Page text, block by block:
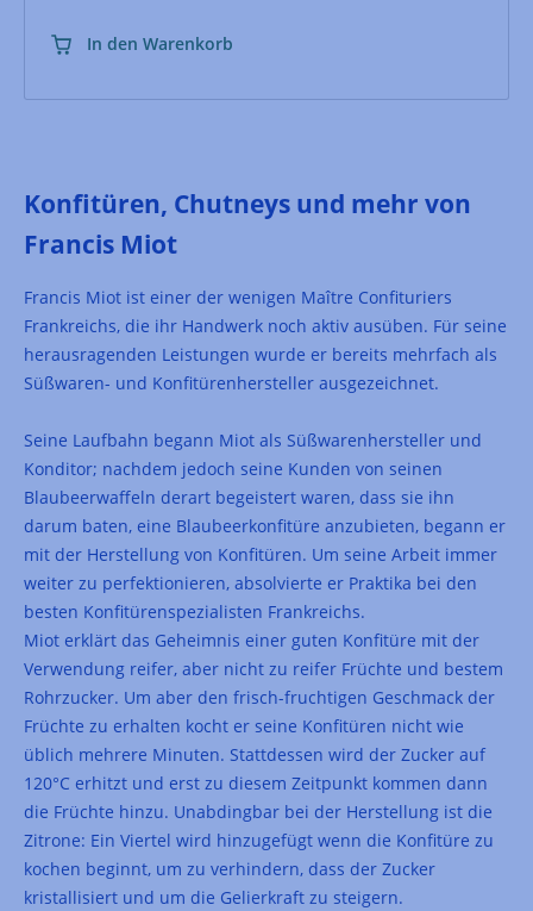
In den Warenkorb
Konfitüren, Chutneys und mehr von
Francis Miot
Francis Miot ist einer der wenigen Maître Confituriers
Frankreichs, die ihr Handwerk noch aktiv ausüben. Für seine
herausragenden Leistungen wurde er bereits mehrfach als
Süßwaren- und Konfitürenhersteller ausgezeichnet.
Seine Laufbahn begann Miot als Süßwarenhersteller und
Konditor; nachdem jedoch seine Kunden von seinen
Blaubeerwaffeln derart begeistert waren, dass sie ihn
darum baten, eine Blaubeerkonfitüre anzubieten, begann er
mit der Herstellung von Konfitüren. Um seine Arbeit immer
weiter zu perfektionieren, absolvierte er Praktika bei den
besten Konfitürenspezialisten Frankreichs.
Miot erklärt das Geheimnis einer guten Konfitüre mit der
Verwendung reifer, aber nicht zu reifer Früchte und bestem
Rohrzucker. Um aber den frisch-fruchtigen Geschmack der
Früchte zu erhalten kocht er seine Konfitüren nicht wie
üblich mehrere Minuten. Stattdessen wird der Zucker auf
120°C erhitzt und erst zu diesem Zeitpunkt kommen dann
die Früchte hinzu. Unabdingbar bei der Herstellung ist die
Zitrone: Ein Viertel wird hinzugefügt wenn die Konfitüre zu
kochen beginnt, um zu verhindern, dass der Zucker
kristallisiert und um die Gelierkraft zu steigern.